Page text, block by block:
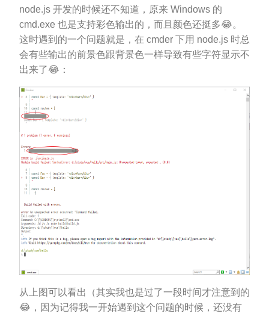
node.js 开发的时候还不知道，原来 Windows 的
cmd.exe 也是支持彩色输出的，而且颜色还挺多😂。
这时遇到的一个问题就是，在 cmder 下用 node.js 时总
会有些输出的前景色跟背景色一样导致有些字符显示不
出来了😂：
从上图可以看出（其实我也是过了一段时间才注意到的
😂，因为记得我一开始遇到这个问题的时候，还没有